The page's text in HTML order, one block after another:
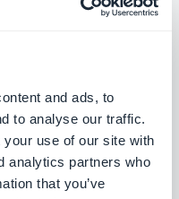
and ads, to
to analyse our traffic.
use of our site with
analytics partners who
that you’ve
no fundo do
em todas as